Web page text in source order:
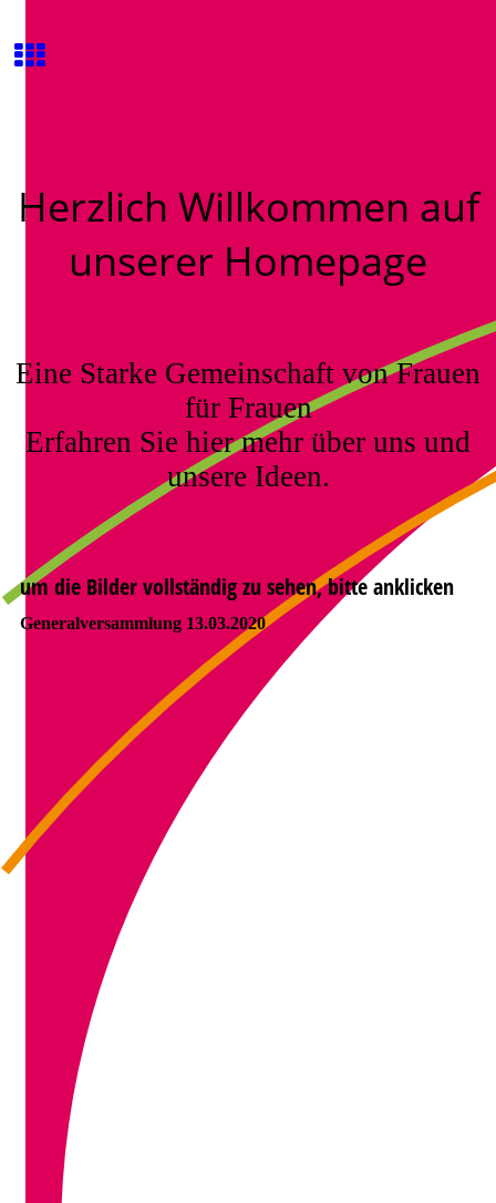
Herzlich Willkommen auf
unserer Homepage
Eine Starke Gemeinschaft von Frauen
für Frauen
Erfahren Sie hier mehr über uns und
unsere Ideen.
um die Bilder vollständig zu sehen, bitte anklicken
Generalversammlung 13.03.2020